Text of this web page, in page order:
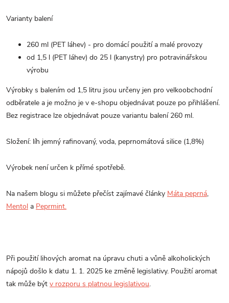
Varianty balení
260 ml (PET láhev) - pro domácí použití a malé provozy
od 1,5 l (PET láhev) do 25 l (kanystry) pro potravinářskou
výrobu
Výrobky s balením od 1,5 litru jsou určeny jen pro velkoobchodní
odběratele a je možno je v e-shopu objednávat pouze po přihlášení.
Bez registrace lze objednávat pouze variantu balení 260 ml.
Složení: líh jemný rafinovaný, voda, peprnomátová silice (1,8%)
Výrobek není určen k přímé spotřebě.
Na našem blogu si můžete přečíst zajímavé články Máta peprná,
Mentol a Peprmint.
Při použití lihových aromat na úpravu chuti a vůně alkoholických
nápojů došlo k datu 1. 1. 2025 ke změně legislativy. Použití aromat
tak může být v rozporu s platnou legislativou.